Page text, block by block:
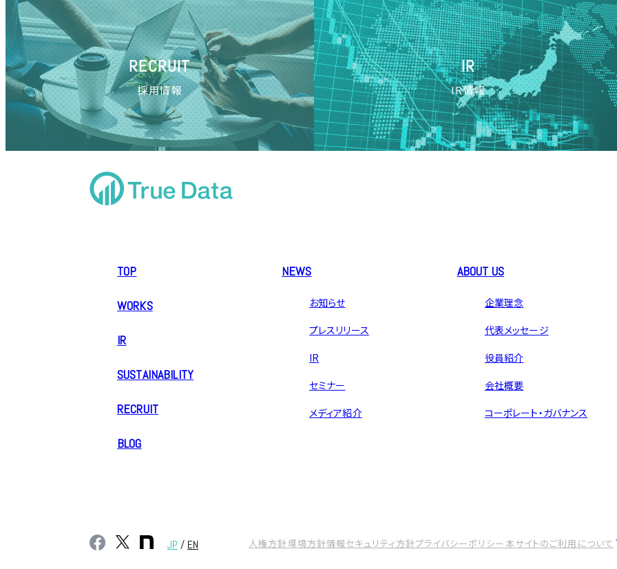
RECRUIT
採用情報
IR
IR情報
TOP
WORKS
IR
SUSTAINABILITY
RECRUIT
BLOG
NEWS
お知らせ
プレスリリース
IR
セミナー
メディア紹介
ABOUT US
企業理念
代表メッセージ
役員紹介
会社概要
コーポレート・ガバナンス
JP / EN 人権方針環境方針情報セキュリティ方針プライバシーポリシー 本サイトのご利用について